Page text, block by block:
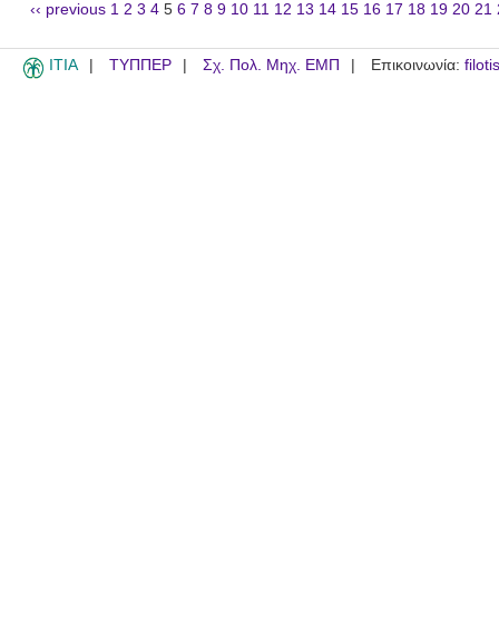
‹‹ previous 1 2 3 4 5 6 7 8 9 10 11 12 13 14 15 16 17 18 19 20 21
ITIA ΤΥΠΠΕΡ Σχ. Πολ. Μηχ. ΕΜΠ Επικοινωνία: